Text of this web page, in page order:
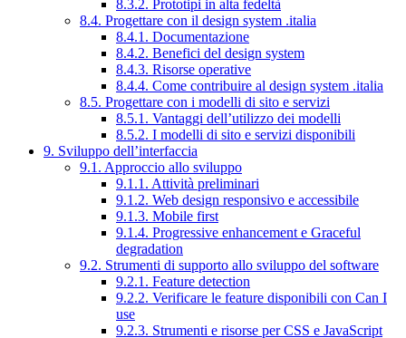
8.3.2. Prototipi in alta fedeltà
8.4. Progettare con il design system .italia
8.4.1. Documentazione
8.4.2. Benefici del design system
8.4.3. Risorse operative
8.4.4. Come contribuire al design system .italia
8.5. Progettare con i modelli di sito e servizi
8.5.1. Vantaggi dell’utilizzo dei modelli
8.5.2. I modelli di sito e servizi disponibili
9. Sviluppo dell’interfaccia
9.1. Approccio allo sviluppo
9.1.1. Attività preliminari
9.1.2. Web design responsivo e accessibile
9.1.3. Mobile first
9.1.4. Progressive enhancement e Graceful
degradation
9.2. Strumenti di supporto allo sviluppo del software
9.2.1. Feature detection
9.2.2. Verificare le feature disponibili con Can I
use
9.2.3. Strumenti e risorse per CSS e JavaScript